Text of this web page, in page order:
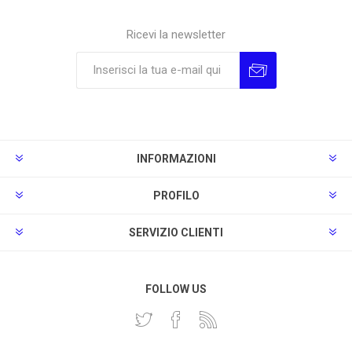
Ricevi la newsletter
INFORMAZIONI
PROFILO
SERVIZIO CLIENTI
FOLLOW US